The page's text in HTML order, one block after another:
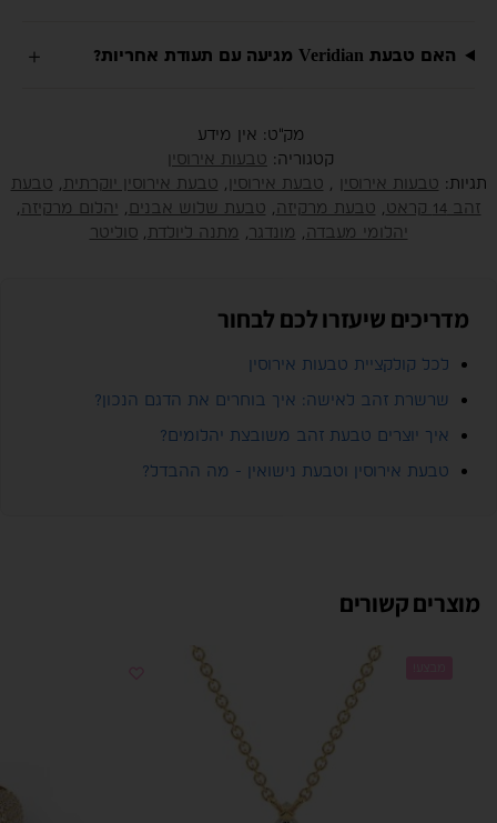
האם טבעת Veridian מגיעה עם תעודת אחריות?
מק"ט: אין מידע
קטגוריה: טבעות אירוסין
תגיות: טבעות אירוסין , טבעת אירוסין, טבעת אירוסין יוקרתית, טבעת
זהב 14 קראט
, טבעת מרקיזה, טבעת שלוש אבנים , יהלום מרקיזה,
יהלומי מעבדה, מונדגר, מתנה ליולדת, סוליטר
מדריכים שיעזרו לכם לבחור
לכל קולקציית טבעות אירוסין
שרשרת זהב לאישה: איך בוחרים את הדגם הנכון?
איך יוצרים טבעת זהב משובצת יהלומים?
טבעת אירוסין וטבעת נישואין - מה ההבדל?
מוצרים קשורים